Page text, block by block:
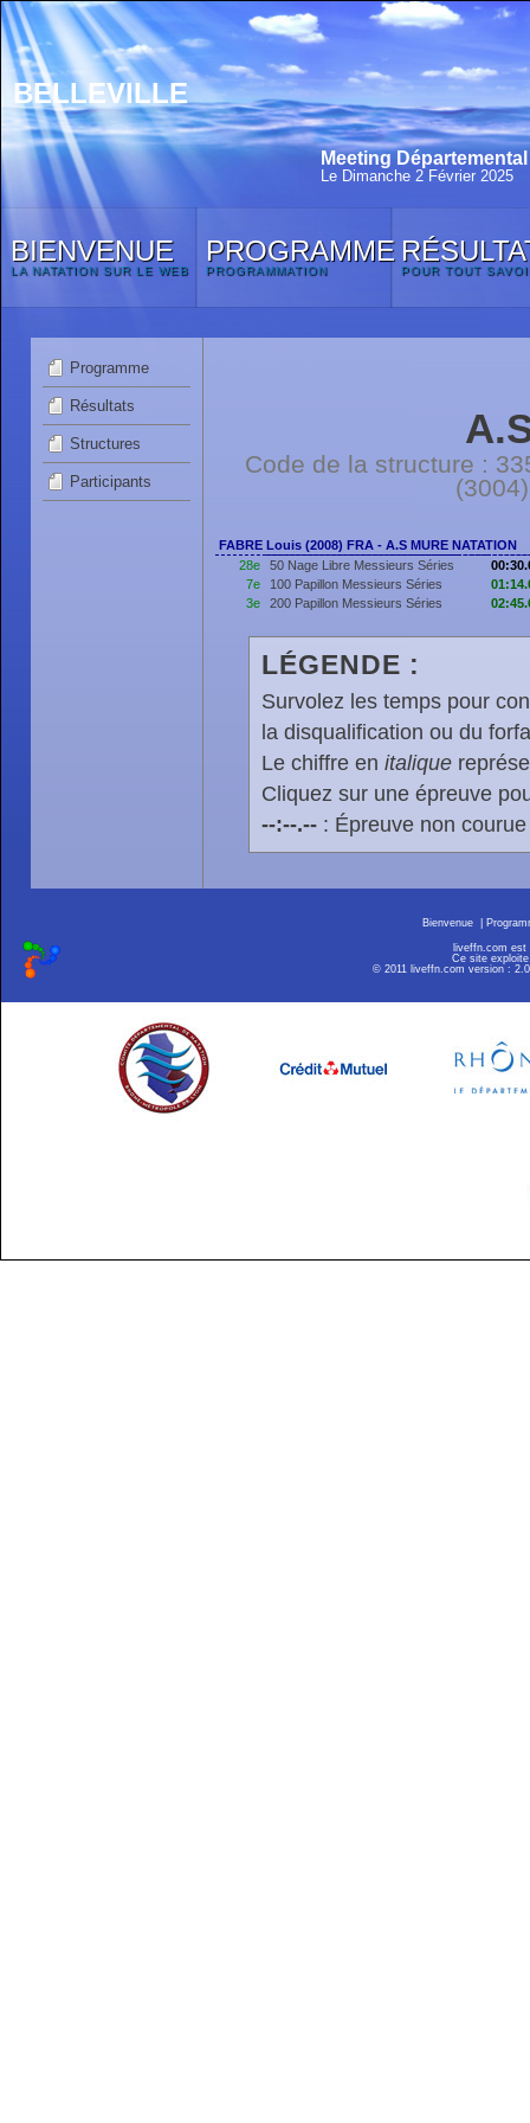
BELLEVILLE
Meeting
Le Dimanche 2 Février 2025
BIENVENUE
LA NATATION SUR LE WEB
PROGRAMME
PROGRAMMATION POUR TOUT
Programme
Résultats
Structures
Participants
Code de la structure :
FABRE Louis (2008) FRA - A.S MURE NATATION
28e
50 Nage Libre Messieurs Séries
7e
100 Papillon Messieurs Séries
3e
200 Papillon Messieurs Séries
LÉGENDE :
Survolez les temps pour
la disqualification ou du
Le chiffre en italique
Cliquez sur une épreuve
--:--.--: Épreuve non
Bienvenue
liveffn.com est
Ce site
© 2011 liveffn.com version :